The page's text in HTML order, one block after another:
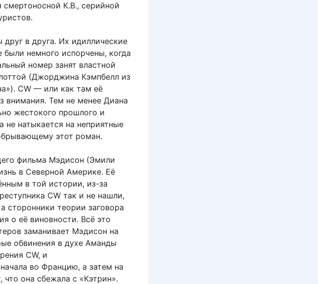
К.В., серийной
в друга. Их идиллические
немного испорчены, когда
номер занят властной
(Джорджина Кэмпбелл из
CW — или как там её
внимания. Тем не менее Диана
жестокого прошлого и
не натыкается на неприятные
этот роман.
фильма Мэдисон (Эмили
в Северной Америке. Её
в той истории, из-за
CW так и не нашли,
сторонники теории заговора
о её виновности. Всё это
заманивает Мэдисон на
обвинения в духе Аманды
CW, и
во Францию, а затем на
что она сбежала с «Кэтрин».